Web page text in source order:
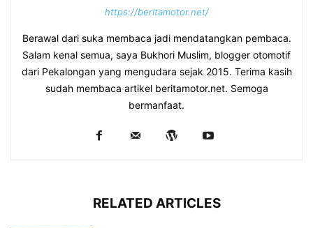
https://beritamotor.net/
Berawal dari suka membaca jadi mendatangkan pembaca.
Salam kenal semua, saya Bukhori Muslim, blogger otomotif
dari Pekalongan yang mengudara sejak 2015. Terima kasih
sudah membaca artikel beritamotor.net. Semoga
bermanfaat.
RELATED ARTICLES